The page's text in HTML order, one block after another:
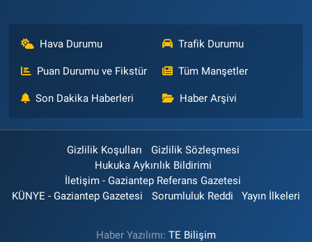
Hava Durumu Trafik Durumu
Puan Durumu ve Fikstür Tüm Manşetler
Son Dakika Haberleri Haber Arşivi
Gizlilik Koşulları
Gizlilik Sözleşmesi
Hukuka Aykırılık Bildirimi
İletişim - Gaziantep Referans Gazetesi
KÜNYE - Gaziantep Gazetesi
Sorumluluk Reddi Yayın İlkeleri
Haber Yazılımı: TE Bilişim